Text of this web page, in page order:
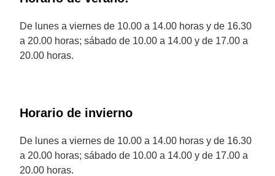
De lunes a viernes de 10.00 a 14.00 horas y de 16.30
a 20.00 horas; sábado de 10.00 a 14.00 y de 17.00 a
20.00 horas.
Horario de invierno
De lunes a viernes de 10.00 a 14.00 horas y de 16.30
a 20.00 horas; sábado de 10.00 a 14.00 y de 17.00 a
20.00 horas.